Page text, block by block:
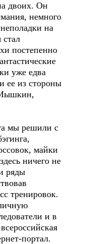
двоих. Он
немного
на
постепенно
уже едва
ее из стороны
мы решили с
майки
ничего не
ряды
тренировок.
и в
портал.